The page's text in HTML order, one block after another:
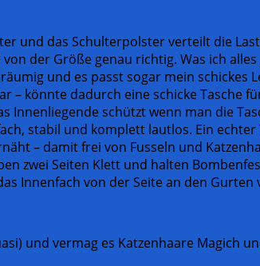
und das Schulterpolster verteilt die
der Größe genau richtig. Was ich
und es passt sogar mein schickes
– könnte dadurch eine schicke Tasche
Innenliegende schützt wenn man die
stabil und komplett lautlos. Ein echter
– damit frei von Fusseln und
zwei Seiten Klett und halten
Innenfach von der Seite an den
und vermag es Katzenhaare Magich